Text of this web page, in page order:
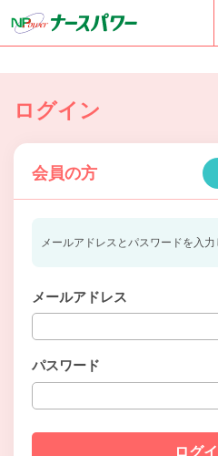
ログイン
会員の方
メールアドレスとパスワードを入力
メールアドレス
パスワード